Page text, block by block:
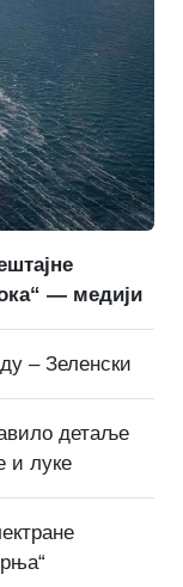
— медији
– Зеленски
детаље
и луке